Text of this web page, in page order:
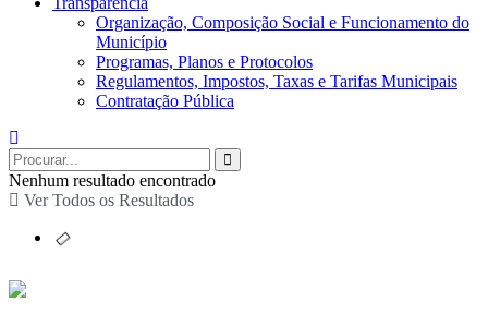
Organização, Composição Social e Funcionamento do
Município
Programas, Planos e Protocolos
Regulamentos, Impostos, Taxas e Tarifas Municipais
Contratação Pública
Nenhum resultado encontrado
Ver Todos os Resultados